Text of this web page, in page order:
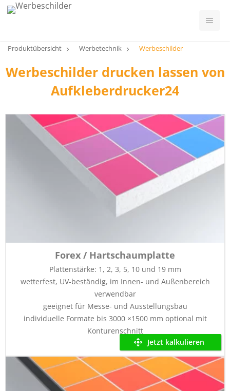
Produktübersicht Werbetechnik Werbeschilder
Werbeschilder drucken lassen von
Aufkleberdrucker24
Forex / Hartschaumplatte
Plattenstärke: 1, 2, 3, 5, 10 und 19 mm
wetterfest, UV-beständig, im Innen- und Außenbereich
verwendbar
geeignet für Messe- und Ausstellungsbau
individuelle Formate bis 3000 ×1500 mm optional mit
Konturenschnitt
Jetzt kalkulieren